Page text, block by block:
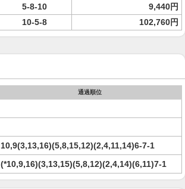
5-8-10
9,440円
10-5-8 102,760円
通過順位
10,9(3,13,16)(5,8,15,12)(2,4,11,14)6-7-1
(*10,9,16)(3,13,15)(5,8,12)(2,4,14)(6,11)7-1